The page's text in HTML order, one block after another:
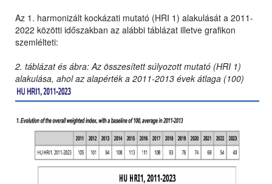
Az 1. harmonizált kockázati mutató (HRI 1) alakulását a 2011-
2022 közötti időszakban az alábbi táblázat illetve grafikon
szemlélteti:
2. táblázat és ábra: Az összesített súlyozott mutató (HRI 1)
alakulása, ahol az alapérték a 2011-2013 évek átlaga (100)